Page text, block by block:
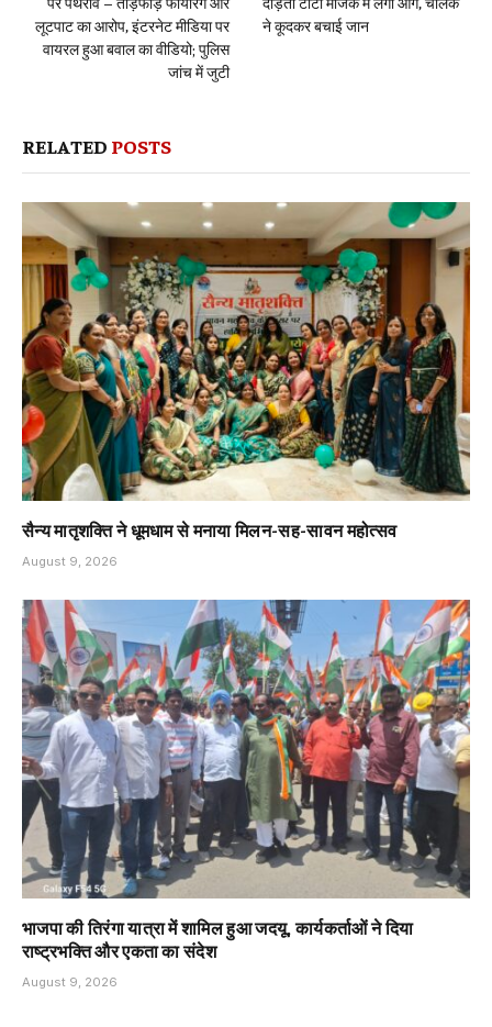
लूटपाट का आरोप, इंटरनेट मीडिया पर
वायरल हुआ बवाल का वीडियो; पुलिस
जांच में जुटी
ने कूदकर बचाई जान
RELATED POSTS
सैन्य मातृशक्ति ने धूमधाम से मनाया मिलन-सह-सावन महोत्सव
August 9, 2026
भाजपा की तिरंगा यात्रा में शामिल हुआ जदयू, कार्यकर्ताओं ने दिया
राष्ट्रभक्ति और एकता का संदेश
August 9, 2026